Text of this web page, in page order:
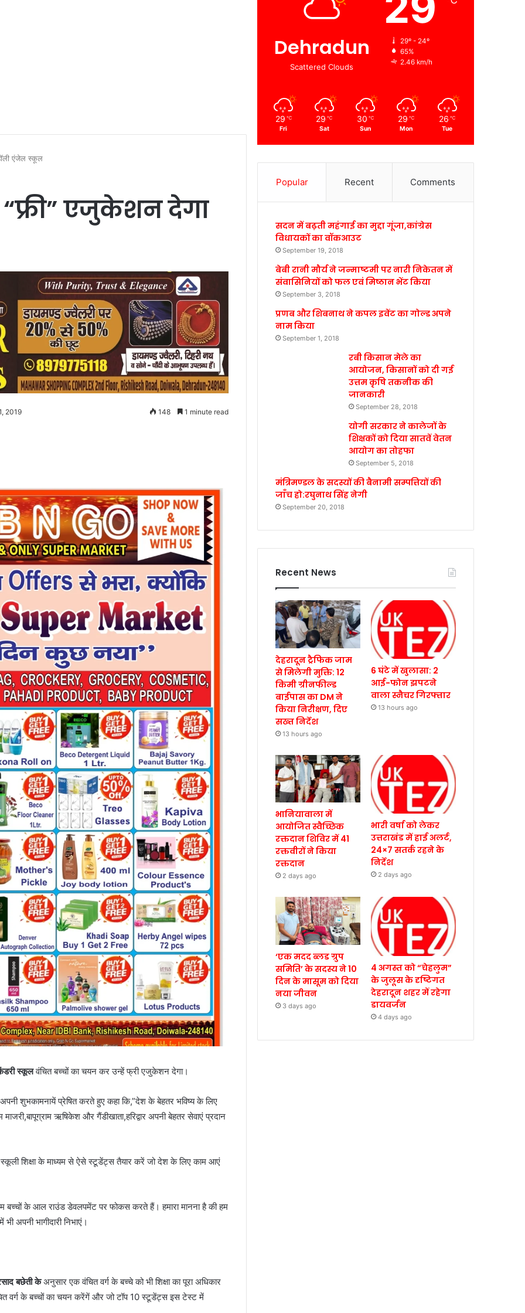
एंजेल स्कूल
एजुकेशन देगा
2019 148 1 minute read
स्कूलवंचित बच्चों का चयन कर उन्हें फ्री एजुकेशन देगा।
शुभकामनायें प्रेषित करते हुए कहा कि,”देश के बेहतर भविष्य के लिए
ऋषिकेश और गैंडीखाता,हरिद्वार अपनी बेहतर सेवाएं प्रदान
स्कूली शिक्षा के माध्यम से ऐसे स्टूडेंट्स तैयार करें जो देश के लिए काम आएं
बच्चों के आल राउंड डेवलपमेंट पर फोकस करते हैं। हमारा मानना है की हम
अपनी भागीदारी निभाएं।
बछेती केअनुसार एक वंचित वर्ग के बच्चे को भी शिक्षा का पूरा अधिकार
वर्ग के बच्चों का चयन करेंगें और जो टॉप 10 स्टूडेंट्स इस टेस्ट में
Dehradun
Scattered Clouds
29º - 24º
65%
2.46 km/h
29 ℃
Fri
29 ℃
Sat
30 ℃
Sun
29 ℃
Mon
26 ℃
Tue
Popular Recent Comments
सदन में बढ़ती महंगाई का मुद्दा गूंजा,कांग्रेस
विधायकों का वॉकआउट
September 19, 2018
बेबी रानी मौर्य ने जन्माष्टमी पर नारी निकेतन में
संवासिनियों को फल एवं मिष्ठान भेंट किया
September 3, 2018
प्रणब और शिबनाथ ने कपल इवेंट का गोल्ड अपने
नाम किया
September 1, 2018
रबी किसान मेले का
आयोजन, किसानों को दी गई
उत्तम कृषि तकनीक की
जानकारी
September 28, 2018
योगी सरकार ने कालेजों के
शिक्षकों को दिया सातवें वेतन
आयोग का तोहफा
September 5, 2018
मंत्रिमण्डल के सदस्यों की बैनामी सम्पत्तियों की
जाँच हो:रघुनाथ सिंह नेगी
September 20, 2018
Recent News
देहरादून ट्रैफिक जाम
से मिलेगी मुक्ति: 12
किमी ग्रीनफील्ड
बाईपास का DM ने
किया निरीक्षण, दिए
सख्त निर्देश
13 hours ago
6 घंटे में खुलासा: 2
आई-फोन झपटने
वाला स्नैचर गिरफ्तार
13 hours ago
भानियावाला में
आयोजित स्वैच्छिक
रक्तदान शिविर में 41
रक्तवीरों ने किया
रक्तदान
2 days ago
भारी वर्षा को लेकर
उत्तराखंड में हाई अलर्ट,
24×7 सतर्क रहने के
निर्देश
2 days ago
‘एक मदद ब्लड ग्रुप
समिति’ के सदस्य ने 10
दिन के मासूम को दिया
नया जीवन
3 days ago
4 अगस्त को “चेहलुम”
के जुलूस के दृष्टिगत
देहरादून शहर में रहेगा
डायवर्जन
4 days ago